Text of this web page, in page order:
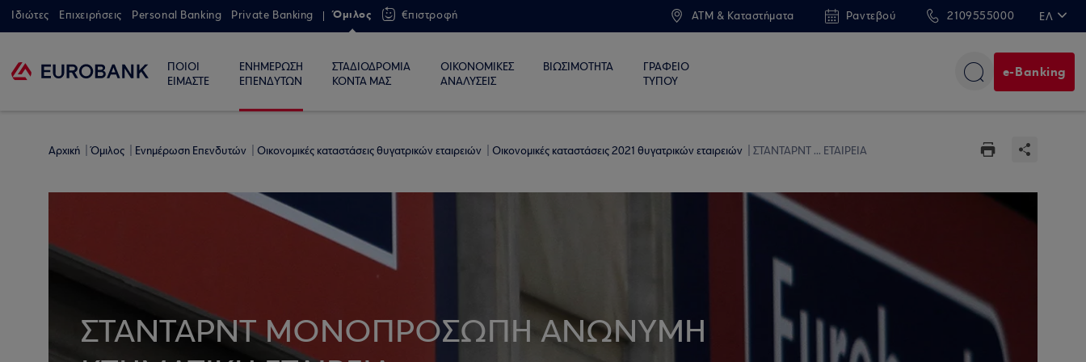
Ιδιώτες Επιχειρήσεις Personal Banking Private Banking Όμιλος €πιστροφή ATM & Καταστήματα Ραντεβού 2109555000 ΕΛ
ΠΟΙΟΙ
ΕΙΜΑΣΤΕ
ΕΝΗΜΕΡΩΣΗ
ΕΠΕΝΔΥΤΩΝ
ΣΤΑΔΙΟΔΡΟΜΙΑ
ΚΟΝΤΑ ΜΑΣ
ΟΙΚΟΝΟΜΙΚΕΣ
ΑΝΑΛΥΣΕΙΣ
ΒΙΩΣΙΜΟΤΗΤΑ
ΓΡΑΦΕΙΟ
ΤΥΠΟΥ
e-Banking
Αρχική Όμιλος Ενημέρωση Επενδυτών Οικονομικές καταστάσεις θυγατρικών εταιρειών Οικονομικές καταστάσεις 2021 θυγατρικών εταιρειών ΣΤΑΝΤΑΡΝΤ ... ΕΤΑΙΡΕΙΑ
ΣΤΑΝΤΑΡΝΤ ΜΟΝΟΠΡΟΣΩΠΗ ΑΝΩΝΥΜΗ